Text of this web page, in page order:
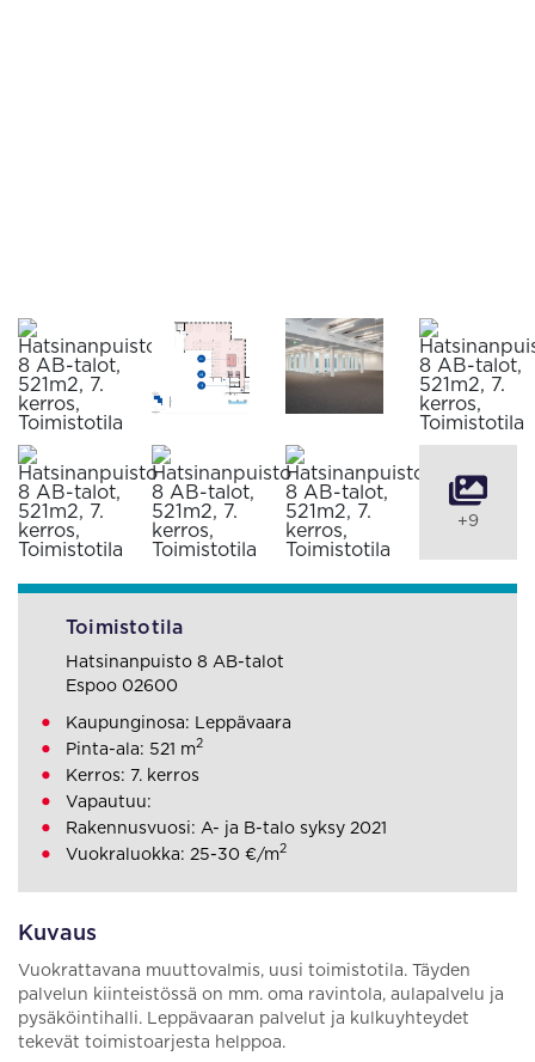
Kuvaus
Vuokrattavana muuttovalmis, uusi toimistotila. Täyden
palvelun kiinteistössä on mm. oma ravintola, aulapalvelu ja
pysäköintihalli. Leppävaaran palvelut ja kulkuyhteydet
tekevät toimistoarjesta helppoa.
+9
Toimistotila
Hatsinanpuisto 8 AB-talot
Espoo 02600
Kaupunginosa: Leppävaara
Pinta-ala: 521 m2
Kerros: 7. kerros
Vapautuu:
Rakennusvuosi: A- ja B-talo syksy 2021
Vuokraluokka: 25-30 €/m2